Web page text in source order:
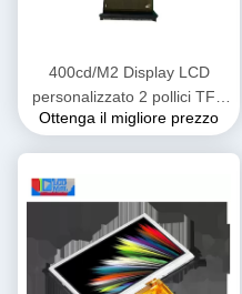
400cd/M2 Display LCD
personalizzato 2 pollici TFT
SPI 240x320 SPI3/4 Line
Ottenga il migliore prezzo